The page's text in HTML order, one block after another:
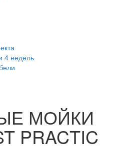
4 недель
МОЙКИ
PRACTIC